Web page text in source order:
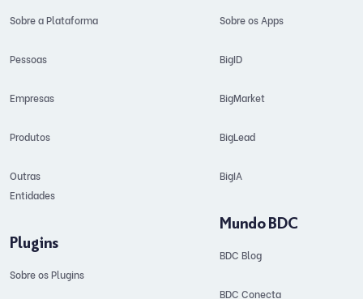
Sobre a Plataforma
Pessoas
Empresas
Produtos
Outras
Entidades
Plugins
Sobre os Plugins
Sobre os Apps
BigID
BigMarket
BigLead
BigIA
Mundo BDC
BDC Blog
BDC Conecta